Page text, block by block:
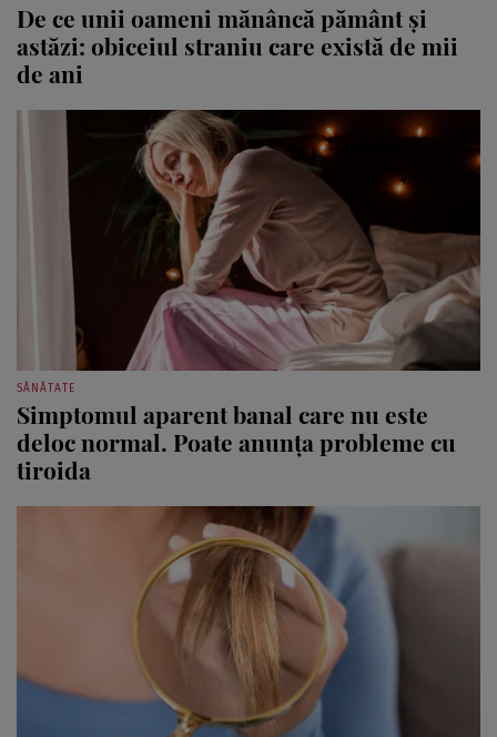
De ce unii oameni mănâncă pământ și
astăzi: obiceiul straniu care există de mii
de ani
SĂNĂTATE
Simptomul aparent banal care nu este
deloc normal. Poate anunța probleme cu
tiroida